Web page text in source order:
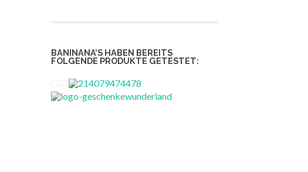
BANINANA’S HABEN BEREITS
FOLGENDE PRODUKTE GETESTET: